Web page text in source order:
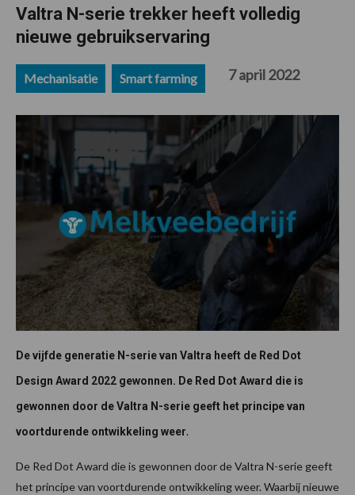
Valtra N-serie trekker heeft volledig
nieuwe gebruikservaring
Mechanisatie Smart farming 7 april 2022
De vijfde generatie N-serie van Valtra heeft de Red Dot
Design Award 2022 gewonnen. De Red Dot Award die is
gewonnen door de Valtra N-serie geeft het principe van
voortdurende ontwikkeling weer.
De Red Dot Award die is gewonnen door de Valtra N-serie geeft
het principe van voortdurende ontwikkeling weer. Waarbij nieuwe